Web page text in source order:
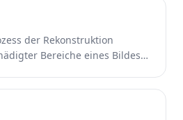
der Rekonstruktion
Bereiche eines Bildes